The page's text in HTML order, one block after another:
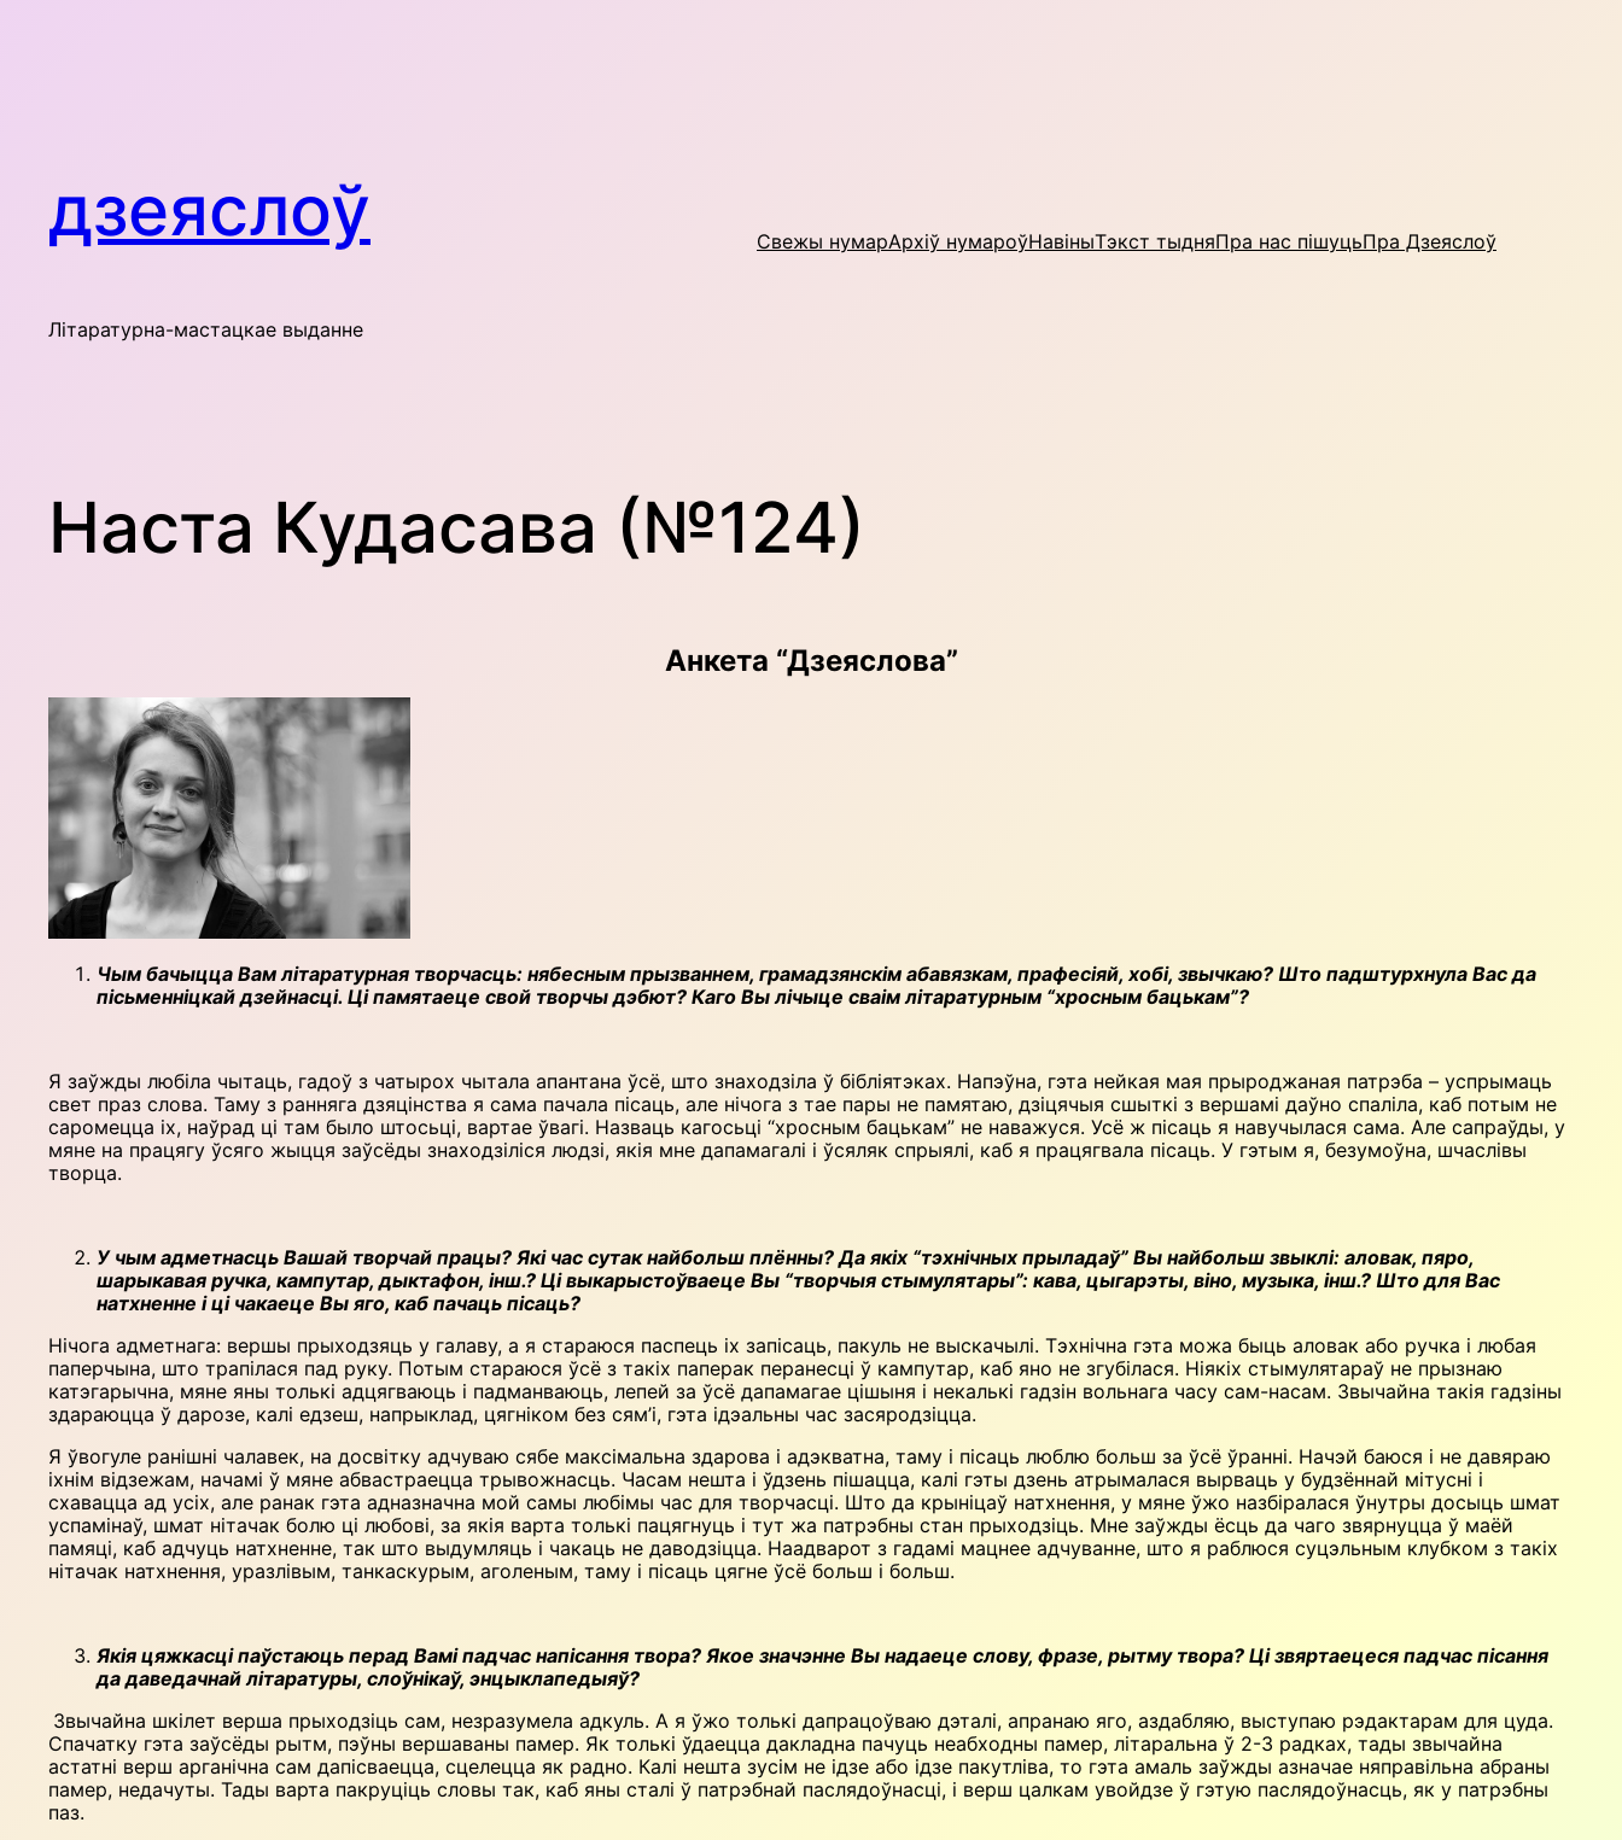
дзеяслоў
Літаратурна-мастацкае выданне
Свежы нумарАрхіў нумароўНавіныТэкст тыдняПра нас пішуцьПра Дзеяслоў
Наста Кудасава (№124)
Анкета “Дзеяслова”
Чым бачыцца Вам літаратурная творчасць: нябесным прызваннем, грамадзянскім абавязкам, прафесіяй, хобі, звычкаю? Што падштурхнула Вас да
пісьменніцкай дзейнасці. Ці памятаеце свой творчы дэбют? Каго Вы лічыце сваім літаратурным “хросным бацькам”?
Я заўжды любіла чытаць, гадоў з чатырох чытала апантана ўсё, што знаходзіла ў бібліятэках. Напэўна, гэта нейкая мая прыроджаная патрэба – успрымаць
свет праз слова. Таму з ранняга дзяцінства я сама пачала пісаць, але нічога з тае пары не памятаю, дзіцячыя сшыткі з вершамі даўно спаліла, каб потым не
саромецца іх, наўрад ці там было штосьці, вартае ўвагі. Назваць кагосьці “хросным бацькам” не наважуся. Усё ж пісаць я навучылася сама. Але сапраўды, у
мяне на працягу ўсяго жыцця заўсёды знаходзіліся лю­дзі, якія мне дапамагалі і ўсяляк спрыялі, каб я працягвала пісаць. У гэтым я, безумоўна, шчаслівы
творца.
У чым адметнасць Вашай творчай працы? Які час сутак найбольш плённы? Да якіх “тэхнічных прыладаў” Вы найбольш звыклі: аловак, пяро,
шарыкавая ручка, кампутар, дыктафон, інш.? Ці выкарыстоўваеце Вы “творчыя стымулятары”: кава, цыгарэты, віно, музыка, інш.? Што для Вас
натхненне і ці чакаеце Вы яго, каб пачаць пісаць?
Нічога адметнага: вершы прыхо­дзяць у галаву, а я стараюся паспець іх запісаць, пакуль не выскачылі. Тэхнічна гэта можа быць аловак або ручка і любая
паперчына, што трапілася пад руку. Потым стараюся ўсё з такіх паперак перанесці ў кампутар, каб яно не згубілася. Ніякіх стымулятараў не прызнаю
катэгарычна, мяне яны толькі адцягваюць і падманваюць, лепей за ўсё дапамагае цішыня і некалькі гадзін вольнага часу сам-насам. Звычайна такія гадзіны
здараюцца ў дарозе, калі едзеш, напрыклад, цягніком без сям’і, гэта ідэальны час засяродзіцца.
Я ўвогуле ранішні чалавек, на досвітку адчуваю сябе максімальна здарова і адэкватна, таму і пісаць люблю больш за ўсё ўранні. Начэй баюся і не давяраю
іхнім відзежам, начамі ў мяне абвастраецца трывожнасць. Часам нешта і ўдзень пішацца, калі гэты дзень атрымалася вырваць у будзённай мітусні і
схавацца ад усіх, але ранак гэта адназначна мой самы любімы час для творчасці. Што да крыніцаў натхнення, у мяне ўжо назбіралася ўнутры досыць шмат
успамінаў, шмат нітачак болю ці любові, за якія варта толькі пацягнуць і тут жа патрэбны стан прыходзіць. Мне заўжды ёсць да чаго звярнуцца ў маёй
памяці, каб адчуць натхненне, так што выдумляць і чакаць не даводзіцца. Наадварот з гадамі мацнее адчуванне, што я раблюся суцэльным клубком з такіх
нітачак натхнення, уразлівым, танкаскурым, аголеным, таму і пісаць цягне ўсё больш і больш.
Якія цяжкасці паўстаюць перад Вамі падчас напісання твора? Якое значэнне Вы надаеце слову, фразе, рытму твора? Ці звяртаецеся падчас пісання
да даведачнай літаратуры, слоўнікаў, энцыклапедыяў?
Звычайна шкілет верша прыхо­дзіць сам, незразумела адкуль. А я ўжо толькі дапрацоўваю дэталі, апранаю яго, аздабляю, выступаю рэдактарам для цуда.
Спачатку гэта заўсёды рытм, пэўны вершаваны памер. Як толькі ўдаецца дакладна пачуць неабходны памер, літаральна ў 2-3 радках, тады звычайна
астатні верш арганічна сам дапісваецца, сцелецца як радно. Калі нешта зусім не ідзе або ідзе пакутліва, то гэта амаль заўжды азначае няправільна абраны
памер, недачуты. Тады варта пакруціць словы так, каб яны сталі ў патрэбнай паслядоўнасці, і верш цалкам увойдзе ў гэтую паслядоўнасць, як у патрэбны
паз.